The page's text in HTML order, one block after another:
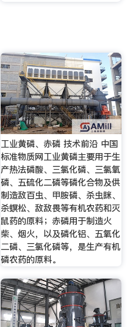
工业黄磷、赤磷 技术前沿 中国
标准物质网工业黄磷主要用于生
产热法磷酸、三氯化磷、三氯氧
磷、五硫化二磷等磷化合物及供
制造敌百虫、甲胺磷、杀虫眯、
杀螟松、敌敌畏等有机农药和灭
鼠药的原料；赤磷用于制造火
柴、烟火，以及磷化铝、五氧化
二磷、三氯化磷等，是生产有机
磷农药的原料。